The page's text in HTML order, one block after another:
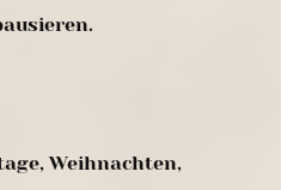
Weihnachten,